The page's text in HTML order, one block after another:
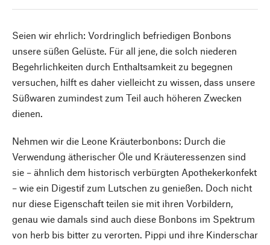
Seien wir ehrlich: Vordringlich befriedigen Bonbons
unsere süßen Gelüste. Für all jene, die solch niederen
Begehrlichkeiten durch Enthaltsamkeit zu begegnen
versuchen, hilft es daher vielleicht zu wissen, dass unsere
Süßwaren zumindest zum Teil auch höheren Zwecken
dienen.
Nehmen wir die Leone Kräuterbonbons: Durch die
Verwendung ätherischer Öle und Kräuteressenzen sind
sie – ähnlich dem historisch verbürgten Apothekerkonfekt
– wie ein Digestif zum Lutschen zu genießen. Doch nicht
nur diese Eigenschaft teilen sie mit ihren Vorbildern,
genau wie damals sind auch diese Bonbons im Spektrum
von herb bis bitter zu verorten. Pippi und ihre Kinderschar